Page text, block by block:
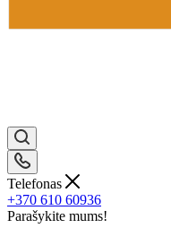
Telefonas
+370 610 60936
Parašykite mums!